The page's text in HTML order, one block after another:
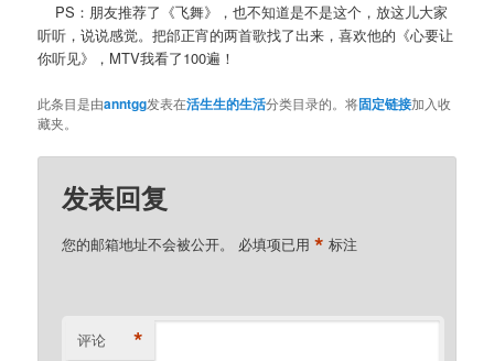
PS：朋友推荐了《飞舞》，也不知道是不是这个，放这儿大家
听听，说说感觉。把邰正宵的两首歌找了出来，喜欢他的《心要让
你听见》，MTV我看了100遍！
此条目是由anntgg发表在活生生的生活分类目录的。将固定链接加入收
藏夹。
发表回复
您的邮箱地址不会被公开。 必填项已用* 标注
评论 *